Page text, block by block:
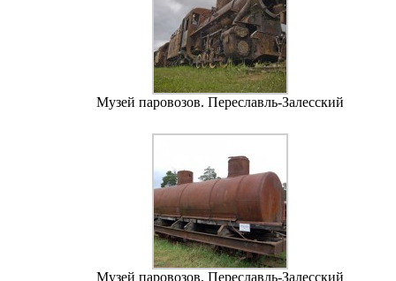
Музей паровозов. Переславль-Залесский
Музей паровозов. Переславль-Залесский